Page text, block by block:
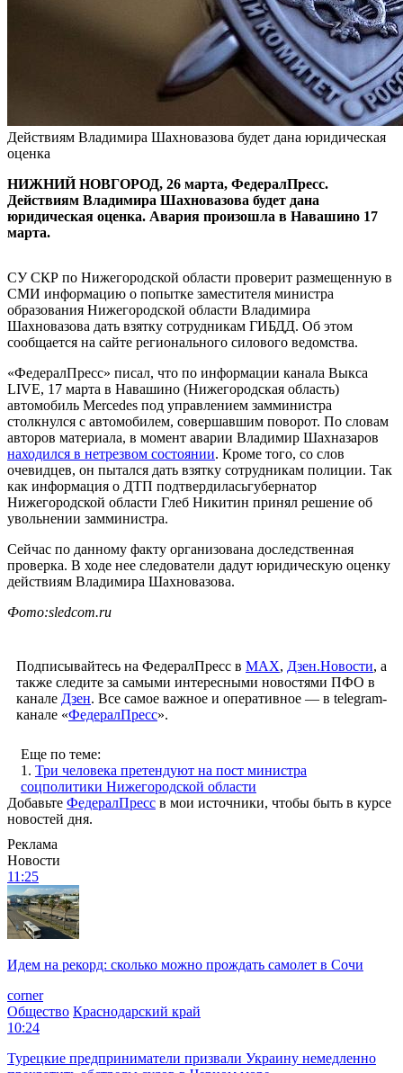
Действиям Владимира Шахновазова будет дана юридическая
оценка
НИЖНИЙ НОВГОРОД, 26 марта, ФедералПресс.
Действиям Владимира Шахновазова будет дана
юридическая оценка. Авария произошла в Навашино 17
марта.
СУ СКР по Нижегородской области проверит размещенную в
СМИ информацию о попытке заместителя министра
образования Нижегородской области Владимира
Шахновазова дать взятку сотрудникам ГИБДД. Об этом
сообщается на сайте регионального силового ведомства.
«ФедералПресс» писал, что по информации канала Выкса
LIVE, 17 марта в Навашино (Нижегородская область)
автомобиль Mercedes под управлением замминистра
столкнулся с автомобилем, совершавшим поворот. По словам
авторов материала, в момент аварии Владимир Шахназаров
находился в нетрезвом состоянии. Кроме того, со слов
очевидцев, он пытался дать взятку сотрудникам полиции. Так
как информация о ДТП подтвердиласьгубернатор
Нижегородской области Глеб Никитин принял решение об
увольнении замминистра.
Сейчас по данному факту организована доследственная
проверка. В ходе нее следователи дадут юридическую оценку
действиям Владимира Шахновазова.
Фото:sledcom.ru
Подписывайтесь на ФедералПресс в МАХ, Дзен.Новости, а
также следите за самыми интересными новостями ПФО в
канале Дзен. Все самое важное и оперативное — в telegram-
канале «ФедералПресс».
Еще по теме:
1. Три человека претендуют на пост министра
соцполитики Нижегородской области
Добавьте ФедералПресс в мои источники, чтобы быть в курсе
новостей дня.
Реклама
Новости
11:25
Идем на рекорд: сколько можно прождать самолет в Сочи
corner
Общество Краснодарский край
10:24
Турецкие предприниматели призвали Украину немедленно